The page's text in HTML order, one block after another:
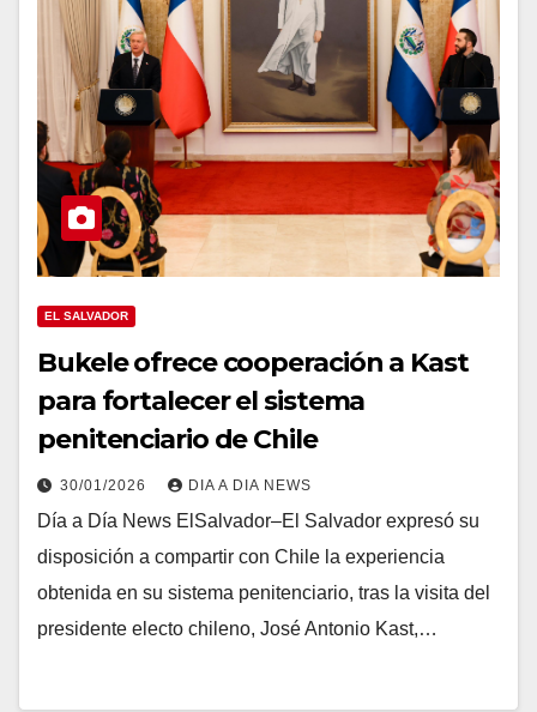
EL SALVADOR
Bukele ofrece cooperación a Kast
para fortalecer el sistema
penitenciario de Chile
30/01/2026 DIA A DIA NEWS
Día a Día News ElSalvador–El Salvador expresó su
disposición a compartir con Chile la experiencia
obtenida en su sistema penitenciario, tras la visita del
presidente electo chileno, José Antonio Kast,…